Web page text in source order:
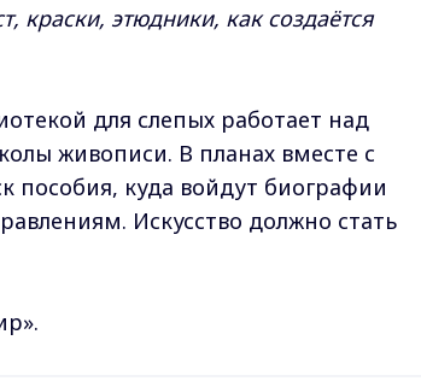
краски, этюдники, как создаётся
для слепых работает над
живописи. В планах вместе с
пособия, куда войдут биографии
Искусство должно стать